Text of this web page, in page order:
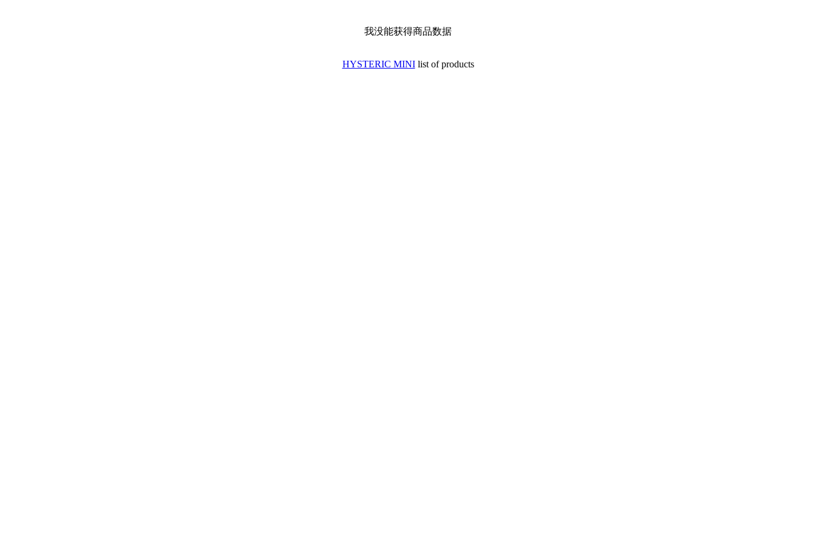
我没能获得商品数据
HYSTERIC MINIlist of products